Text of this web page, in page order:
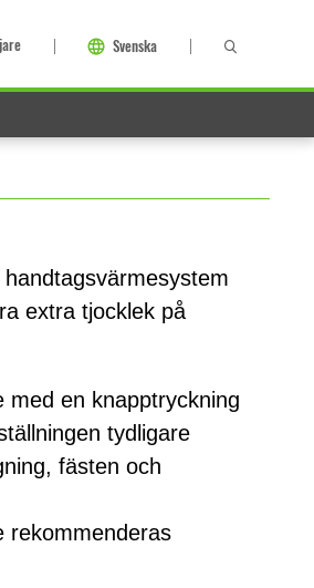
Svenska
extra tjocklek på
med en knapptryckning
tydligare
fästen och
rekommenderas